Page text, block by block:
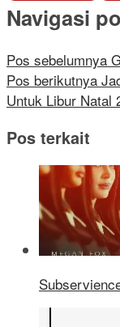
Navigasi
Pos sebelumnya
Pos berikutnya
Untuk Libur Natal
Pos terkait